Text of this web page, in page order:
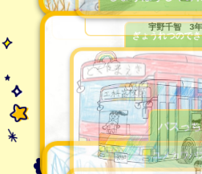
大道心結 3
しょうぼうしゃみ